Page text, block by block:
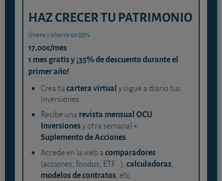
HAZ CRECER TU PATRIMONIO
Únete y ahorra un 35%
17,00€/mes
1 mes gratis y ¡35% de descuento durante el
primer año!
Crea tucartera virtualy sigue a diario tus
inversiones.
Recibe unarevista mensual OCU
Inversionesy otra semanal +
Suplemento de Acciones.
Accede en la web acomparadores
(acciones, fondos, ETF...),calculadoras,
modelos de contratos, etc.